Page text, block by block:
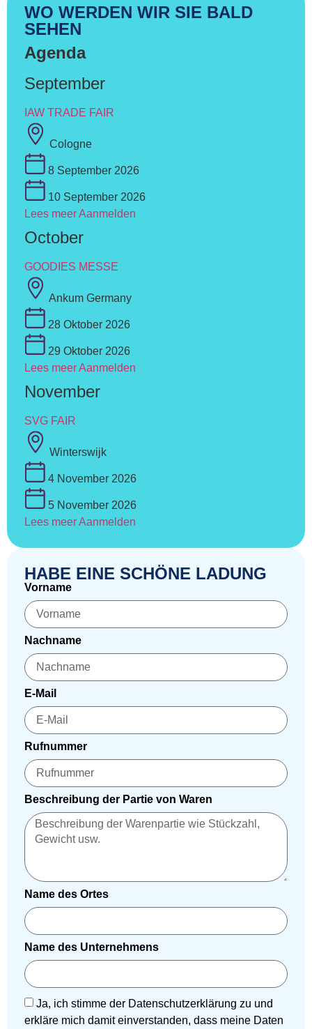
WO WERDEN WIR SIE BALD
SEHEN
Agenda
September
IAW TRADE FAIR
Cologne
8 September 2026
10 September 2026
Lees meerAanmelden
October
GOODIES MESSE
Ankum Germany
28 Oktober 2026
29 Oktober 2026
Lees meerAanmelden
November
SVG FAIR
Winterswijk
4 November 2026
5 November 2026
Lees meerAanmelden
HABE EINE SCHÖNE LADUNG
Vorname
Nachname
E-Mail
Rufnummer
Beschreibung der Partie von Waren
Name des Ortes
Name des Unternehmens
Ja, ich stimme der Datenschutzerklärung zu und
erkläre mich damit einverstanden, dass meine Daten